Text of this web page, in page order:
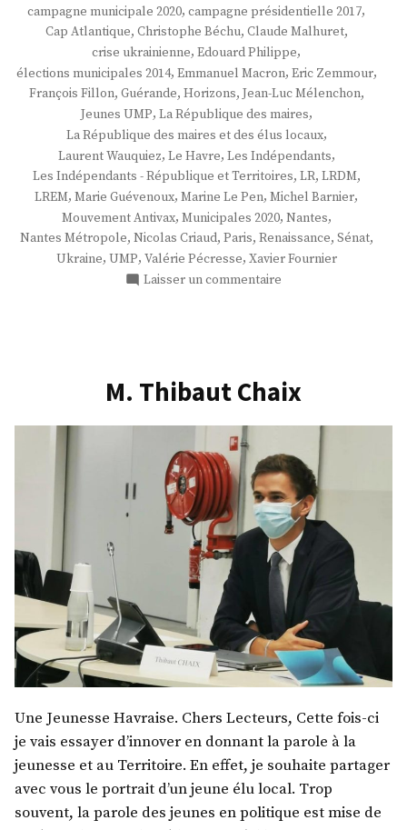
campagne municipale 2020, campagne présidentielle 2017,
Cap Atlantique, Christophe Béchu, Claude Malhuret,
crise ukrainienne, Edouard Philippe,
élections municipales 2014, Emmanuel Macron, Eric Zemmour,
François Fillon, Guérande, Horizons, Jean-Luc Mélenchon,
Jeunes UMP, La République des maires,
La République des maires et des élus locaux,
Laurent Wauquiez, Le Havre, Les Indépendants,
Les Indépendants - République et Territoires, LR, LRDM,
LREM, Marie Guévenoux, Marine Le Pen, Michel Barnier,
Mouvement Antivax, Municipales 2020, Nantes,
Nantes Métropole, Nicolas Criaud, Paris, Renaissance, Sénat,
Ukraine, UMP, Valérie Pécresse, Xavier Fournier
Laisser un commentaire
M. Thibaut Chaix
Une Jeunesse Havraise. Chers Lecteurs, Cette fois-ci
je vais essayer d’innover en donnant la parole à la
jeunesse et au Territoire. En effet, je souhaite partager
avec vous le portrait d’un jeune élu local. Trop
souvent, la parole des jeunes en politique est mise de